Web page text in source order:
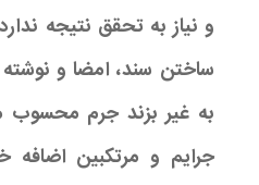
و نیاز به تحقق نتیجه
ساختن سند، امضا و نوشته
به غیر بزند جرم محسوب
جرایم و مرتکبین اضافه